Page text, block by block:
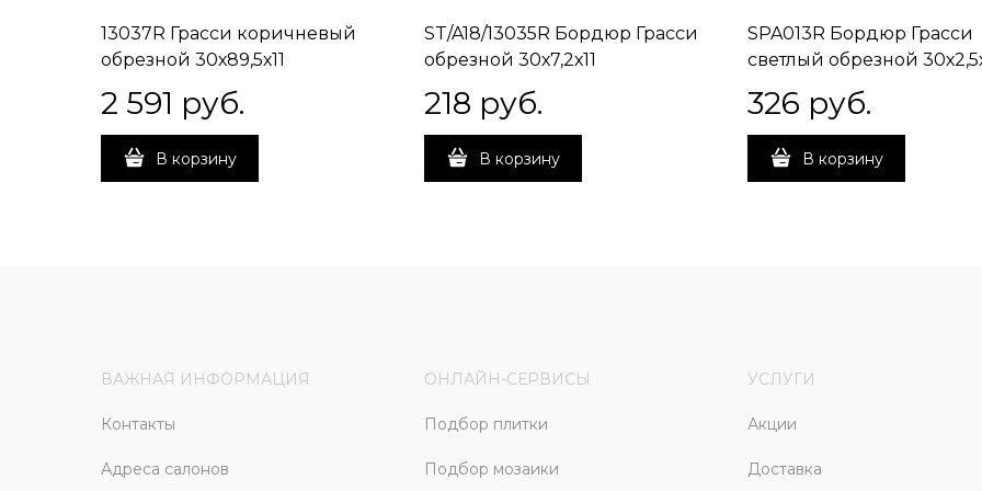
13037R Грасси коричневый
обрезной 30х89,5х11
2 591 руб.
В корзину
ST/A18/13035R Бордюр Грасси
обрезной 30х7,2х11
218 руб.
В корзину
SPA013R Бордюр Грасси
светлый обрезной
326 руб.
В корзину
ВАЖНАЯ ИНФОРМАЦИЯ
Контакты
Адреса салонов
ОНЛАЙН-СЕРВИСЫ
Подбор плитки
Подбор мозаики
УСЛУГИ
Акции
Доставка